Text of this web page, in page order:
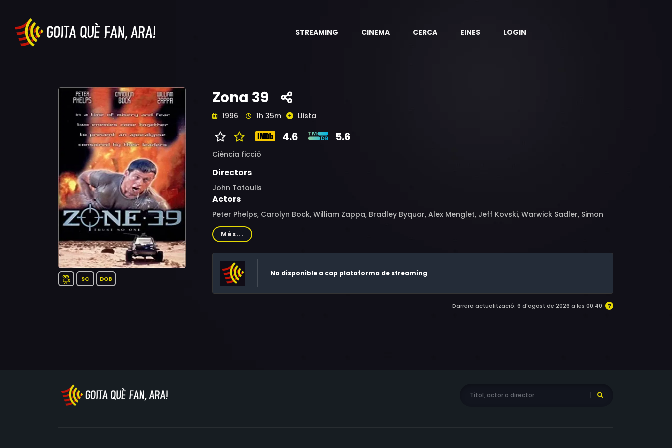
STREAMING CINEMA CERCA EINES LOGIN
SC DOB
Zona 39
1996 1h 35m Llista
4.6 5.6
Ciència ficció
Directors
John Tatoulis
Actors
Peter Phelps, Carolyn Bock, William Zappa, Bradley Byquar, Alex Menglet, Jeff Kovski, Warwick Sadler, Simon
Wilton, Richard Aspel, Bruno Stepnell, David Tredinnick, Terry Carter, Russell Frost, Steve Fielder, Simon Hill,
Trevor Welsh, Chris Kemp, Marcus Lovett, Jack Finsterer, James Benedict, Marky Lee Campbell, Simon Heates,
Jerome Pride, Paul Moder, Annika Glac, Nadja Kostich, Marg Downey
Més...
No disponible a cap plataforma de streaming
Darrera actualització: 6 d'agost de 2026 a les 00:40